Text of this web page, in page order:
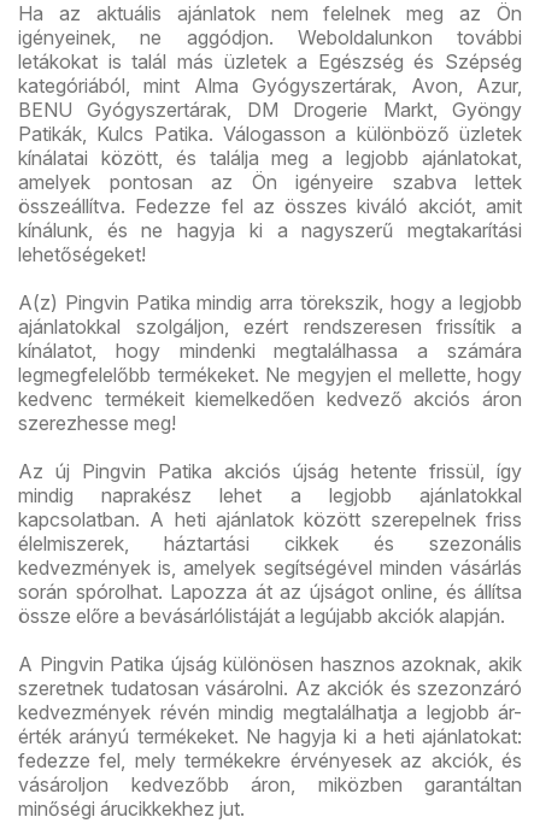
Ha az aktuális ajánlatok nem felelnek meg az Ön
igényeinek, ne aggódjon. Weboldalunkon további
letákokat is talál más üzletek a Egészség és Szépség
kategóriából, mint Alma Gyógyszertárak, Avon, Azur,
BENU Gyógyszertárak, DM Drogerie Markt, Gyöngy
Patikák, Kulcs Patika. Válogasson a különböző üzletek
kínálatai között, és találja meg a legjobb ajánlatokat,
amelyek pontosan az Ön igényeire szabva lettek
összeállítva. Fedezze fel az összes kiváló akciót, amit
kínálunk, és ne hagyja ki a nagyszerű megtakarítási
lehetőségeket!
A(z) Pingvin Patika mindig arra törekszik, hogy a legjobb
ajánlatokkal szolgáljon, ezért rendszeresen frissítik a
kínálatot, hogy mindenki megtalálhassa a számára
legmegfelelőbb termékeket. Ne megyjen el mellette, hogy
kedvenc termékeit kiemelkedően kedvező akciós áron
szerezhesse meg!
Az új Pingvin Patika akciós újság hetente frissül, így
mindig naprakész lehet a legjobb ajánlatokkal
kapcsolatban. A heti ajánlatok között szerepelnek friss
élelmiszerek, háztartási cikkek és szezonális
kedvezmények is, amelyek segítségével minden vásárlás
során spórolhat. Lapozza át az újságot online, és állítsa
össze előre a bevásárlólistáját a legújabb akciók alapján.
A Pingvin Patika újság különösen hasznos azoknak, akik
szeretnek tudatosan vásárolni. Az akciók és szezonzáró
kedvezmények révén mindig megtalálhatja a legjobb ár-
érték arányú termékeket. Ne hagyja ki a heti ajánlatokat:
fedezze fel, mely termékekre érvényesek az akciók, és
vásároljon kedvezőbb áron, miközben garantáltan
minőségi árucikkekhez jut.